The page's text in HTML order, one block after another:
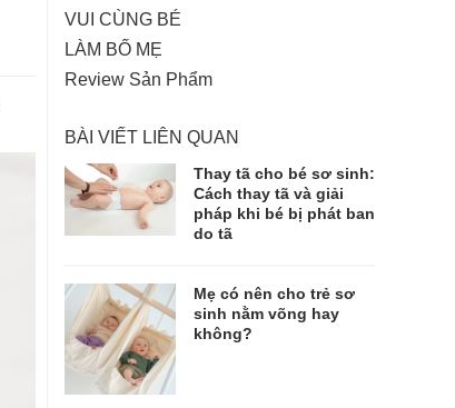
VUI CÙNG BÉ
LÀM BỐ MẸ
Review Sản Phẩm
BÀI VIẾT LIÊN QUAN
Thay tã cho bé sơ sinh:
Cách thay tã và giải
pháp khi bé bị phát ban
do tã
Mẹ có nên cho trẻ sơ
sinh nằm võng hay
không?